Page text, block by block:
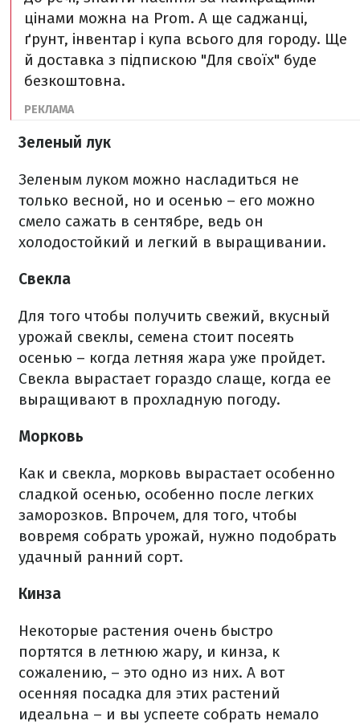
цінами можна на Prom. А ще саджанці,
ґрунт, інвентар і купа всього для городу. Ще
й доставка з підпискою "Для своїх" буде
безкоштовна.
Зеленый лук
Зеленым луком можно насладиться не
только весной, но и осенью – его можно
смело сажать в сентябре, ведь он
холодостойкий и легкий в выращивании.
Свекла
Для того чтобы получить свежий, вкусный
урожай свеклы, семена стоит посеять
осенью – когда летняя жара уже пройдет.
Свекла вырастает гораздо слаще, когда ее
выращивают в прохладную погоду.
Морковь
Как и свекла, морковь вырастает особенно
сладкой осенью, особенно после легких
заморозков. Впрочем, для того, чтобы
вовремя собрать урожай, нужно подобрать
удачный ранний сорт.
Кинза
Некоторые растения очень быстро
портятся в летнюю жару, и кинза, к
сожалению, – это одно из них. А вот
осенняя посадка для этих растений
идеальна – и вы успеете собрать немало